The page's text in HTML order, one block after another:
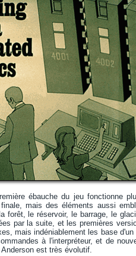
ébauche du jeu fonctionne
mais des éléments aussi
le réservoir, le barrage, le
par la suite, et les premières
mais indéniablement les base
à l'interpréteur, et de
est très évolutif.